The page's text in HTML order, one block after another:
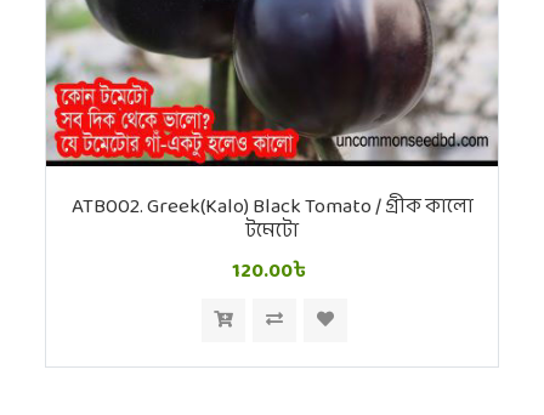
ATB002. Greek(Kalo) Black Tomato / গ্রীক কালো
টমেটো
120.00৳